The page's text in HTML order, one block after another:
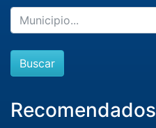
Buscar
Recomendados